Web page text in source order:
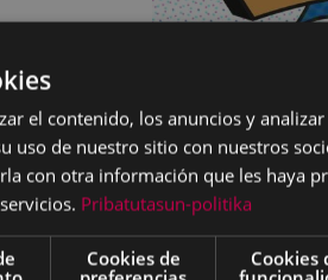
el contenido, los anuncios y
uso de nuestro sitio con nuestros
con otra información que les haya
Pribatutasun-politika
Cookies de
Cookies